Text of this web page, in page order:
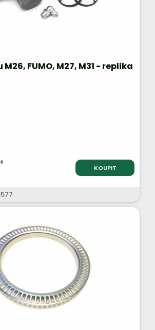
FUMO, M27, M31 - replika
KOUPIT